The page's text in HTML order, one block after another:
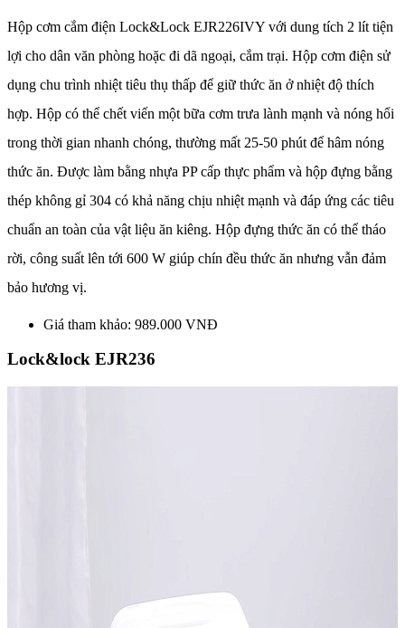
Hộp cơm cắm điện Lock&Lock EJR226IVY với dung tích 2 lít tiện
lợi cho dân văn phòng hoặc đi dã ngoại, cắm trại. Hộp cơm điện sử
dụng chu trình nhiệt tiêu thụ thấp để giữ thức ăn ở nhiệt độ thích
hợp. Hộp có thể chết viến một bữa cơm trưa lành mạnh và nóng hổi
trong thời gian nhanh chóng, thường mất 25-50 phút để hâm nóng
thức ăn. Được làm bằng nhựa PP cấp thực phẩm và hộp đựng bằng
thép không gỉ 304 có khả năng chịu nhiệt mạnh và đáp ứng các tiêu
chuẩn an toàn của vật liệu ăn kiêng. Hộp đựng thức ăn có thể tháo
rời, công suất lên tới 600 W giúp chín đều thức ăn nhưng vẫn đảm
bảo hương vị.
Giá tham khảo: 989.000 VNĐ
Lock&lock EJR236